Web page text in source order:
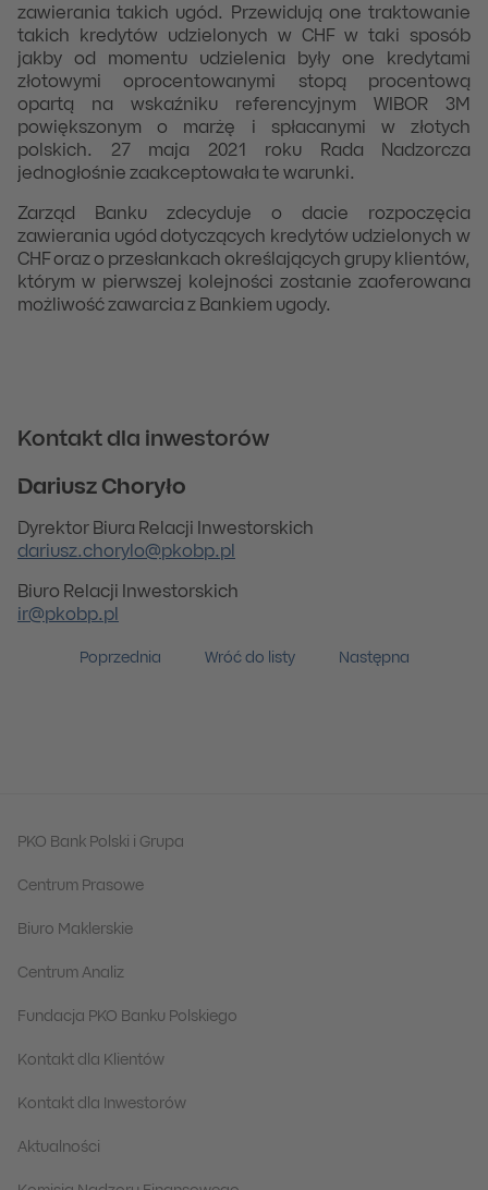
zawierania takich ugód. Przewidują one traktowanie
takich kredytów udzielonych w CHF w taki sposób
jakby od momentu udzielenia były one kredytami
złotowymi oprocentowanymi stopą procentową
opartą na wskaźniku referencyjnym WIBOR 3M
powiększonym o marżę i spłacanymi w złotych
polskich. 27 maja 2021 roku Rada Nadzorcza
jednogłośnie zaakceptowała te warunki.
Zarząd Banku zdecyduje o dacie rozpoczęcia
zawierania ugód dotyczących kredytów udzielonych w
CHF oraz o przesłankach określających grupy klientów,
którym w pierwszej kolejności zostanie zaoferowana
możliwość zawarcia z Bankiem ugody.
Kontakt dla inwestorów
Dariusz Choryło
Dyrektor Biura Relacji Inwestorskich
dariusz.chorylo@pkobp.pl
Biuro Relacji Inwestorskich
ir@pkobp.pl
Poprzednia Wróć do listy Następna
PKO Bank Polski i Grupa
Centrum Prasowe
Biuro Maklerskie
Centrum Analiz
Fundacja PKO Banku Polskiego
Kontakt dla Klientów
Kontakt dla Inwestorów
Aktualności